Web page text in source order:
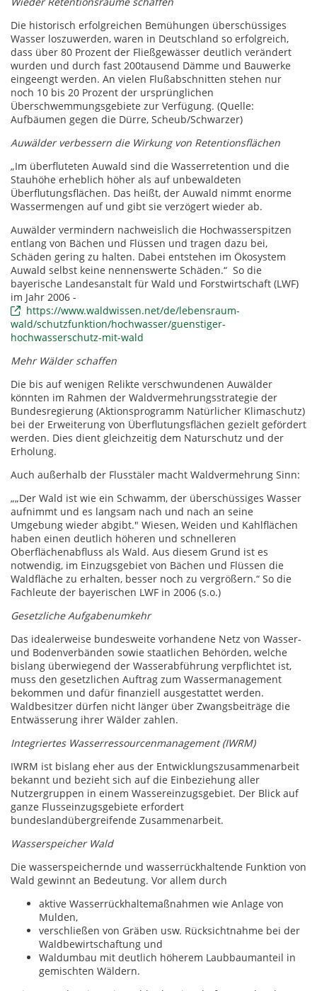
Die historisch erfolgreichen Bemühungen überschüssiges
Wasser loszuwerden, waren in Deutschland so erfolgreich,
dass über 80 Prozent der Fließgewässer deutlich verändert
wurden und durch fast 200tausend Dämme und Bauwerke
eingeengt werden. An vielen Flußabschnitten stehen nur
noch 10 bis 20 Prozent der ursprünglichen
Überschwemmungsgebiete zur Verfügung. (Quelle:
Aufbäumen gegen die Dürre, Scheub/Schwarzer)
Auwälder verbessern die Wirkung von Retentionsflächen
„Im überfluteten Auwald sind die Wasserretention und die
Stauhöhe erheblich höher als auf unbewaldeten
Überflutungsflächen. Das heißt, der Auwald nimmt enorme
Wassermengen auf und gibt sie verzögert wieder ab.
Auwälder vermindern nachweislich die Hochwasserspitzen
entlang von Bächen und Flüssen und tragen dazu bei,
Schäden gering zu halten. Dabei entstehen im Ökosystem
Auwald selbst keine nennenswerte Schäden.“ So die
bayerische Landesanstalt für Wald und Forstwirtschaft (LWF)
im Jahr 2006 -
https://www.waldwissen.net/de/lebensraum-
wald/schutzfunktion/hochwasser/guenstiger-
hochwasserschutz-mit-wald
Mehr Wälder schaffen
Die bis auf wenigen Relikte verschwundenen Auwälder
könnten im Rahmen der Waldvermehrungsstrategie der
Bundesregierung (Aktionsprogramm Natürlicher Klimaschutz)
bei der Erweiterung von Überflutungsflächen gezielt gefördert
werden. Dies dient gleichzeitig dem Naturschutz und der
Erholung.
Auch außerhalb der Flusstäler macht Waldvermehrung Sinn:
„„Der Wald ist wie ein Schwamm, der überschüssiges Wasser
aufnimmt und es langsam nach und nach an seine
Umgebung wieder abgibt." Wiesen, Weiden und Kahlflächen
haben einen deutlich höheren und schnelleren
Oberflächenabfluss als Wald. Aus diesem Grund ist es
notwendig, im Einzugsgebiet von Bächen und Flüssen die
Waldfläche zu erhalten, besser noch zu vergrößern.“ So die
Fachleute der bayerischen LWF in 2006 (s.o.)
Gesetzliche Aufgabenumkehr
Das idealerweise bundesweite vorhandene Netz von Wasser-
und Bodenverbänden sowie staatlichen Behörden, welche
bislang überwiegend der Wasserabführung verpflichtet ist,
muss den gesetzlichen Auftrag zum Wassermanagement
bekommen und dafür finanziell ausgestattet werden.
Waldbesitzer dürfen nicht länger über Zwangsbeiträge die
Entwässerung ihrer Wälder zahlen.
Integriertes Wasserressourcenmanagement (IWRM)
IWRM ist bislang eher aus der Entwicklungszusammenarbeit
bekannt und bezieht sich auf die Einbeziehung aller
Nutzergruppen in einem Wassereinzugsgebiet. Der Blick auf
ganze Flusseinzugsgebiete erfordert
bundeslandübergreifende Zusammenarbeit.
Wasserspeicher Wald
Die wasserspeichernde und wasserrückhaltende Funktion von
Wald gewinnt an Bedeutung. Vor allem durch
aktive Wasserrückhaltemaßnahmen wie Anlage von
Mulden,
verschließen von Gräben usw. Rücksichtnahme bei der
Waldbewirtschaftung und
Waldumbau mit deutlich höherem Laubbaumanteil in
gemischten Wäldern.